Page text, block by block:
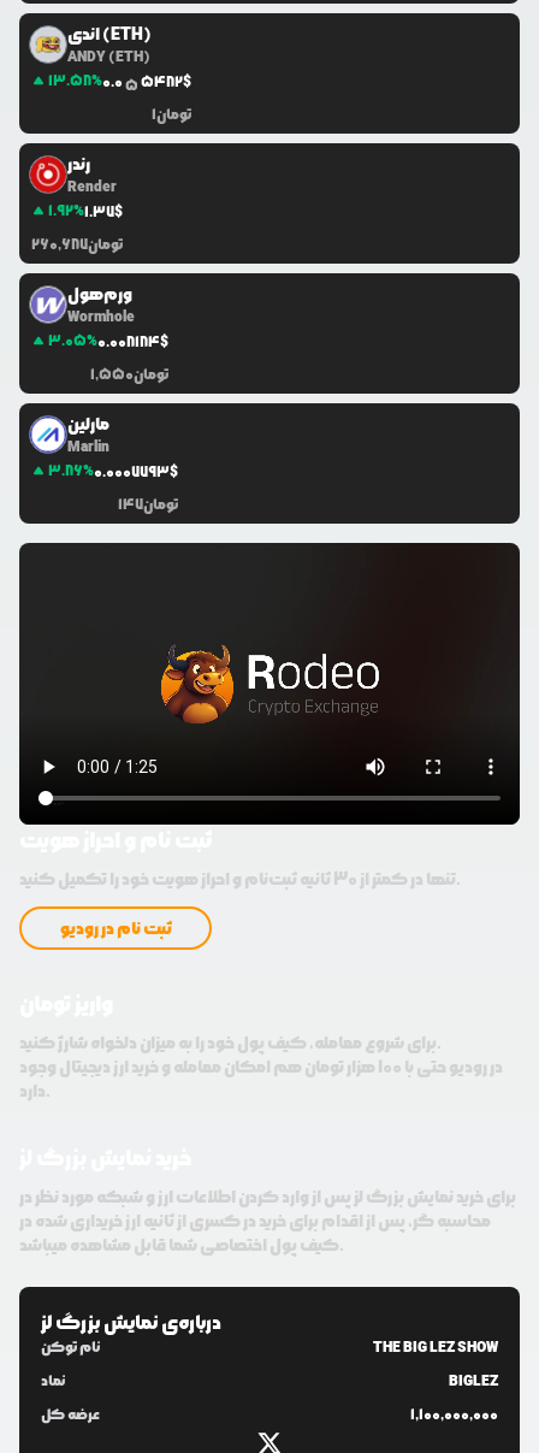
اندی (ETH)
ANDY (ETH)
13.58%0.055482$
1تومان
رندر
Render
1.92%1.37$
260,687تومان
ورم‌هول
Wormhole
3.05%0.008184$
1,550تومان
مارلین
Marlin
3.86%0.0007793$
147تومان
تنها در کمتر از 30 ثانیه ثبت‌نام و احراز هویت خود را تکمیل کنید.
ثبت نام در رودیو
برای شروع معامله، کیف پول خود را به میزان دلخواه شارژ کنید.
در رودیو حتی با 100 هزار تومان هم امکان معامله و خرید ارز دیجیتال وجود
دارد.
برای خرید نمایش بزرگ لز پس از وارد کردن اطلاعات ارز و شبکه مورد نظر در
محاسبه گر، پس از اقدام برای خرید در کسری از ثانیه ارز خریداری شده در
کیف پول اختصاصی شما قابل مشاهده میباشد.
درباره‌ینمایش بزرگ لز
نام توکن
THE BIG LEZ SHOW
نماد
BIGLEZ
عرضه کل
1,100,000,000